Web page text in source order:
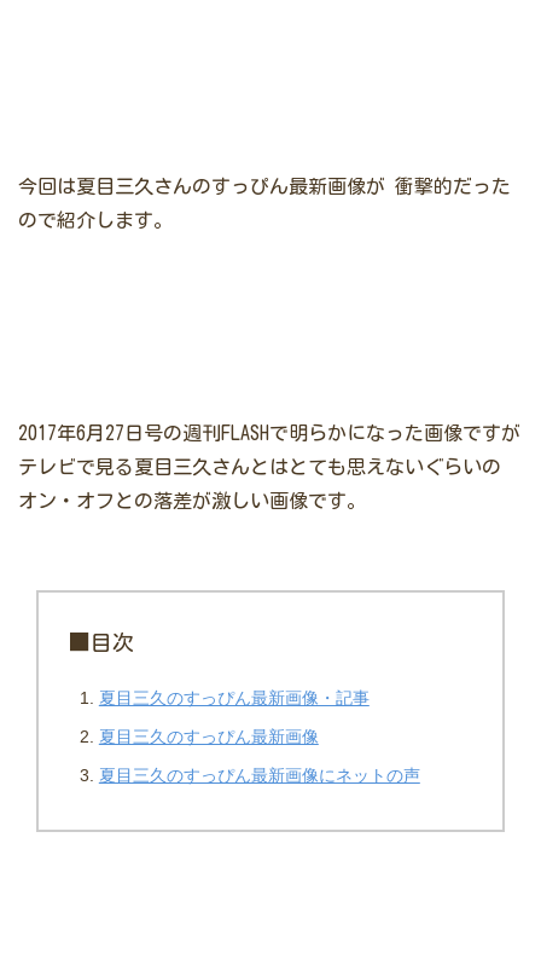
今回は夏目三久さんのすっぴん最新画像が 衝撃的だった
ので紹介します。
2017年6月27日号の週刊FLASHで明らかになった画像ですが
テレビで見る夏目三久さんとはとても思えないぐらいの
オン・オフとの落差が激しい画像です。
■目次
夏目三久のすっぴん最新画像・記事
夏目三久のすっぴん最新画像
夏目三久のすっぴん最新画像にネットの声